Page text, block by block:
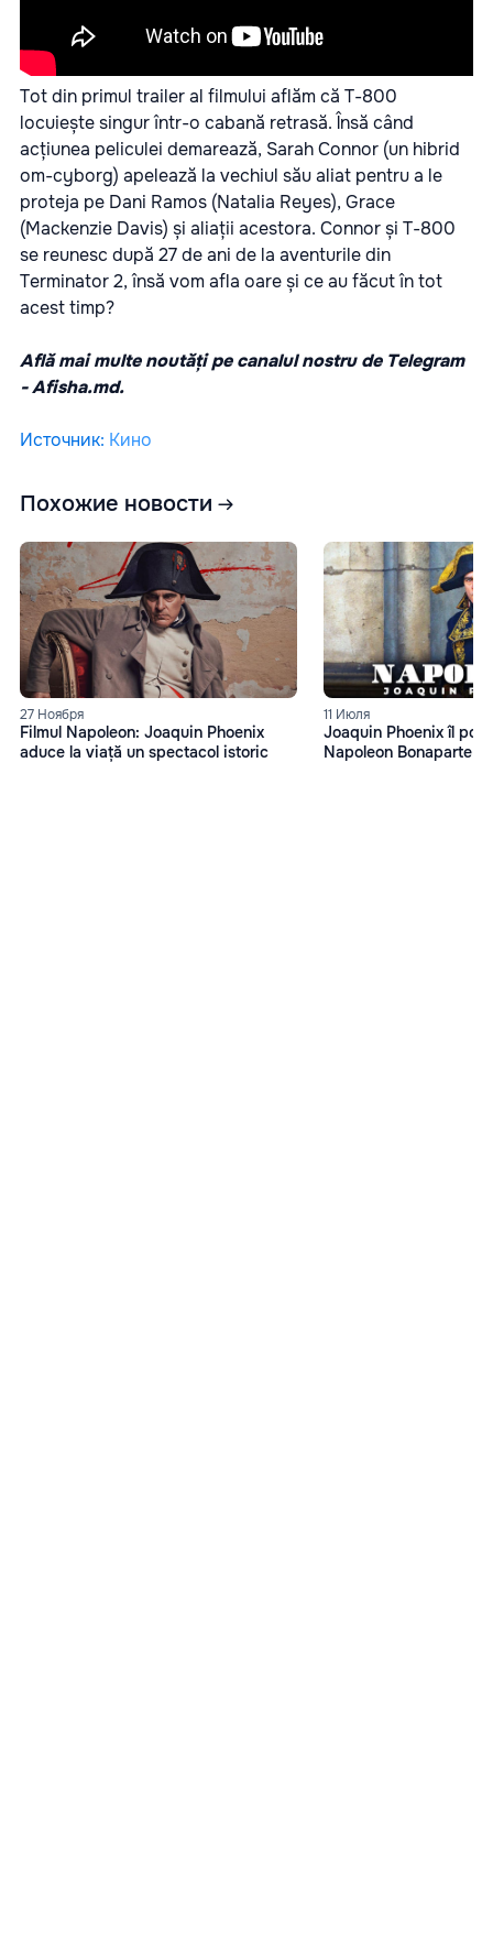
Tot din primul trailer al filmului aflăm că T-800
locuiește singur într-o cabană retrasă. Însă când
acțiunea peliculei demarează, Sarah Connor (un hibrid
om-cyborg) apelează la vechiul său aliat pentru a le
proteja pe Dani Ramos (Natalia Reyes), Grace
(Mackenzie Davis) și aliații acestora. Connor și T-800
se reunesc după 27 de ani de la aventurile din
Terminator 2, însă vom afla oare și ce au făcut în tot
acest timp?
Află mai multe noutăți pe canalul nostru de Telegram
-Afisha.md.
Источник: Кино
Похожие новости
27 Ноября
Filmul Napoleon: Joaquin Phoenix
aduce la viață un spectacol istoric
11 Июля
Joaquin Phoenix îl
Napoleon Bonaparte